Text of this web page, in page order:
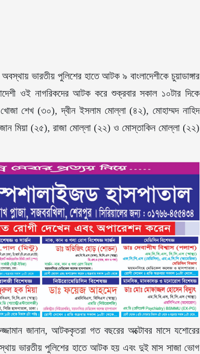
ভারতীয় পুলিশের হাতে আটক ৯ বাংলাদেশীকে চুয়াডাঙ্গার
ওই নাগরিকদের আটক করে শুক্রবার সকাল ১০টার দিকে
শেখ (৩০), দ্বীন ইসলাম মোল্লা (৪২), মোহাম্মদ নাহিদ
মিয়া (২৫), রাজা মোল্লা (২২) ও মোস্তাকিন মোল্লা (২২)
জানান, আটককৃতরা গত বছরের অক্টোবর মাসে যশোরের
ভারতীয় পুলিশের হাতে আটক হয় এবং দুই মাস সাজা ভোগ